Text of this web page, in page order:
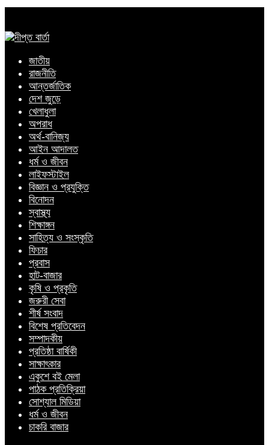
জাতীয়
রাজনীতি
আন্তর্জাতিক
দেশ জুড়ে
খেলাধুলা
অপরাধ
অর্থ-বানিজ্য
আইন আদালত
ধর্ম ও জীবন
লাইফস্টাইল
বিজ্ঞান ও প্রযুক্তি
বিনোদন
স্বাস্থ্য
শিক্ষাঙ্গন
সাহিত্য ও সংস্কৃতি
ফিচার
প্রবাস
হাট-বাজার
কৃষি ও প্রকৃতি
জরুরী সেবা
শীর্ষ সংবাদ
বিশেষ প্রতিবেদন
সম্পাদকীয়
প্রতিষ্ঠা বার্ষিকী
সাক্ষাৎকার
একুশে বই মেলা
পাঠক প্রতিক্রিয়া
সোশ্যাল মিডিয়া
ধর্ম ও জীবন
চাকরি বাজার